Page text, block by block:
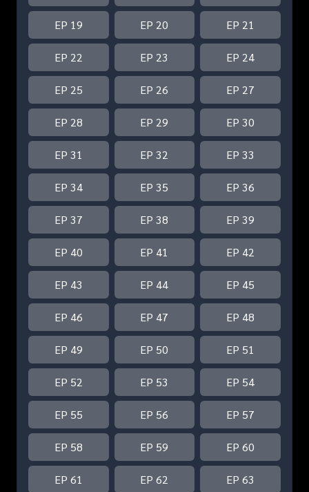
EP 19 EP 20 EP 21
EP 22 EP 23 EP 24
EP 25 EP 26 EP 27
EP 28 EP 29 EP 30
EP 31 EP 32 EP 33
EP 34 EP 35 EP 36
EP 37 EP 38 EP 39
EP 40 EP 41 EP 42
EP 43 EP 44 EP 45
EP 46 EP 47 EP 48
EP 49 EP 50 EP 51
EP 52 EP 53 EP 54
EP 55 EP 56 EP 57
EP 58 EP 59 EP 60
EP 61 EP 62 EP 63